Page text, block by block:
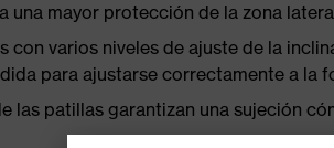
una mayor protección de la zona
con varios niveles de ajuste de la
para ajustarse correctamente a la
las patillas garantizan una sujeción